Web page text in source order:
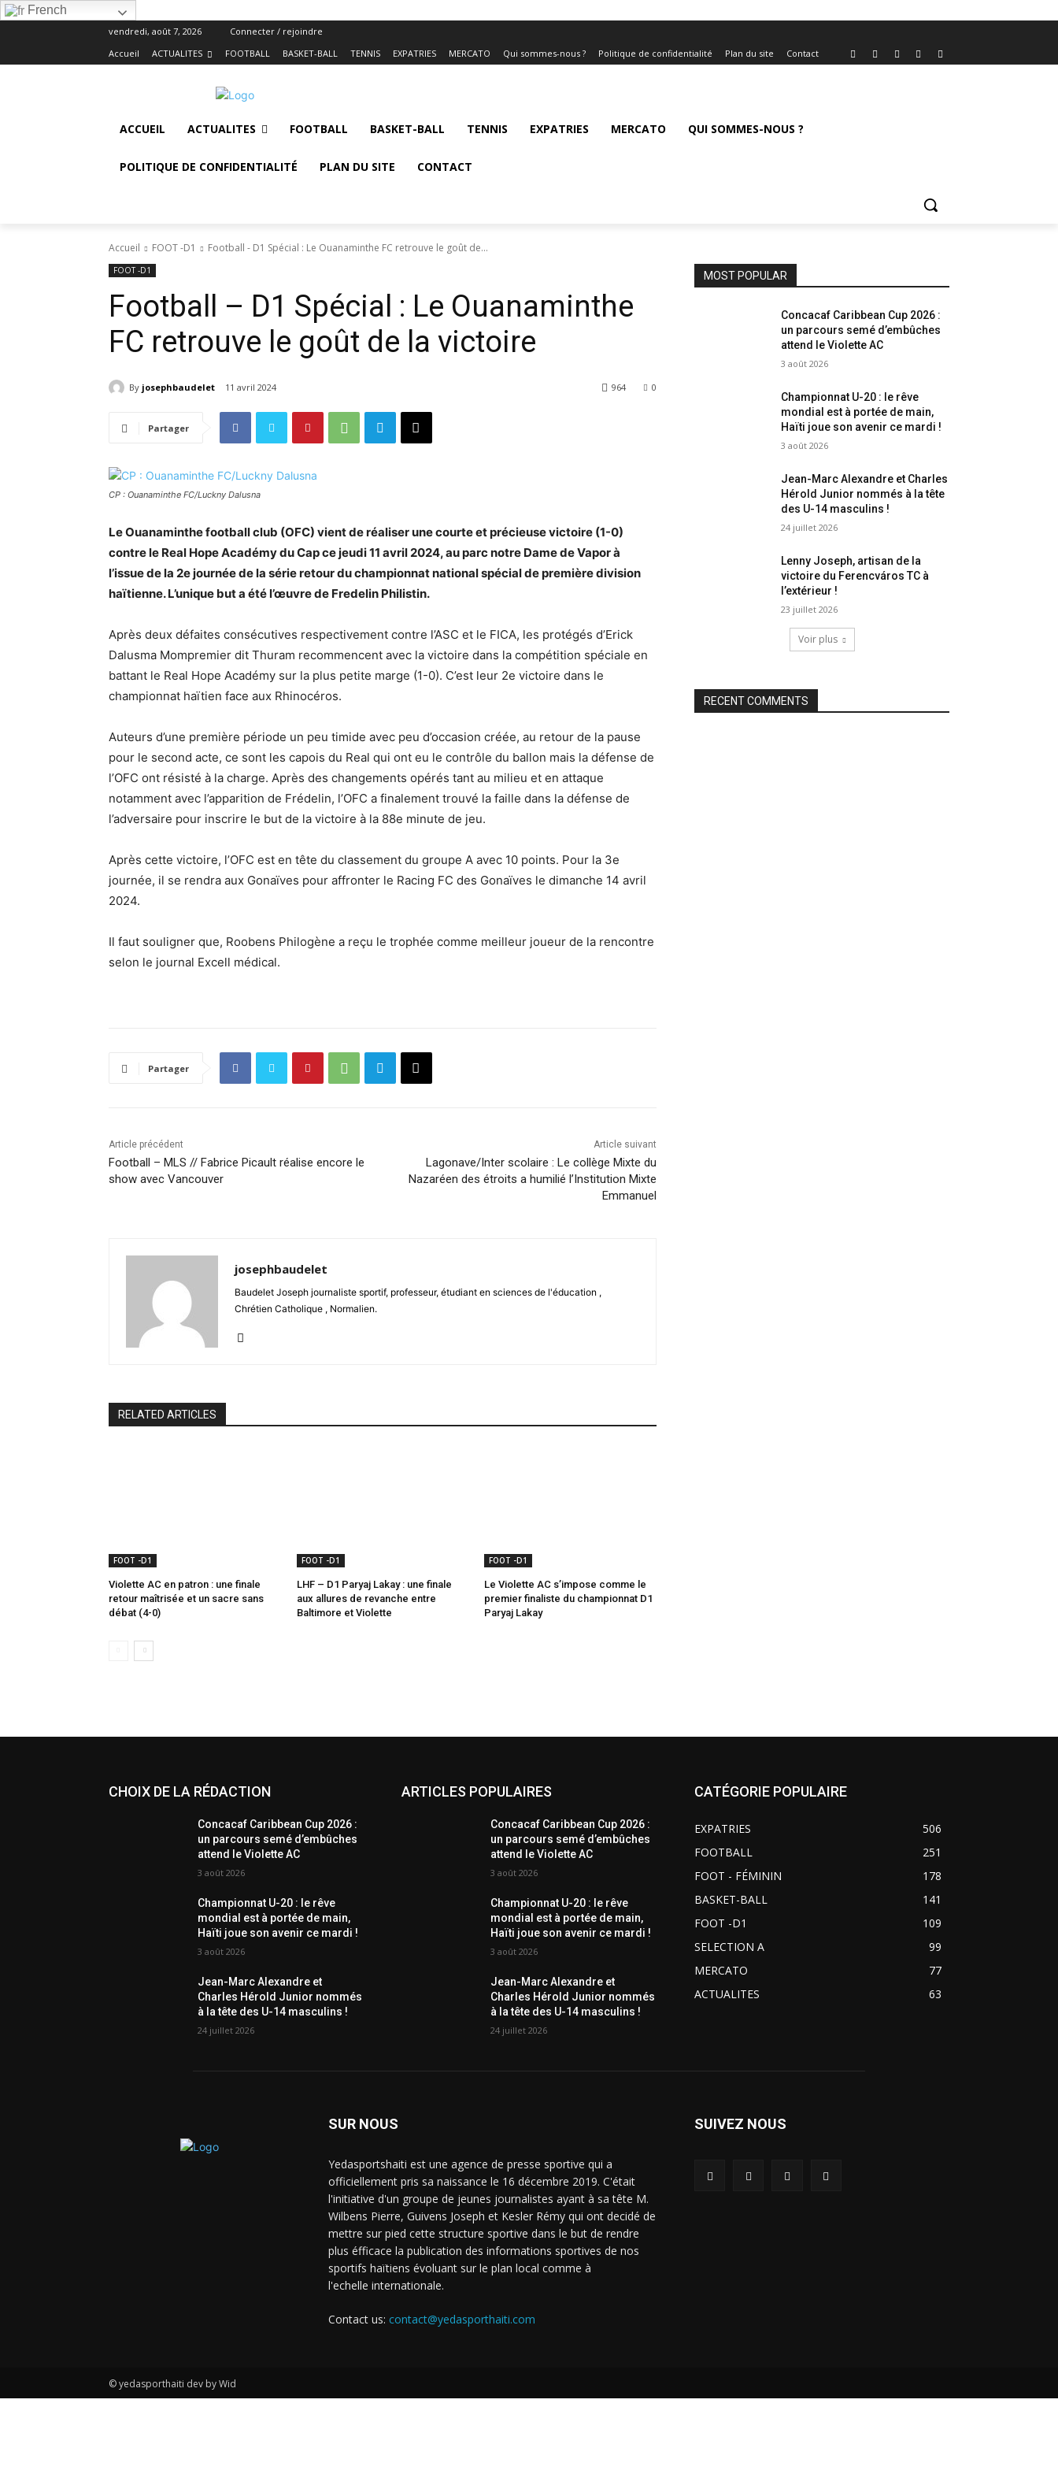
French
vendredi, août 7, 2026
Connecter / rejoindre
Accueil
ACTUALITES FOOTBALL BASKET-BALL TENNIS EXPATRIES MERCATO Qui sommes-nous ? Politique de confidentialité Plan du site Contact
ACCUEIL ACTUALITES FOOTBALL BASKET-BALL TENNIS EXPATRIES MERCATO QUI SOMMES-NOUS ?
POLITIQUE DE CONFIDENTIALITÉ PLAN DU SITE CONTACT
Accueil FOOT -D1 Football - D1 Spécial : Le Ouanaminthe FC retrouve le goût de...
FOOT -D1
Football – D1 Spécial : Le Ouanaminthe
FC retrouve le goût de la victoire
By josephbaudelet 11 avril 2024 0
964
Partager
CP : Ouanaminthe FC/Luckny Dalusna
Le Ouanaminthe football club (OFC) vient de réaliser une courte et précieuse victoire (1-0)
contre le Real Hope Académy du Cap ce jeudi 11 avril 2024, au parc notre Dame de Vapor à
l’issue de la 2e journée de la série retour du championnat national spécial de première division
haïtienne. L’unique but a été l’œuvre de Fredelin Philistin.
Après deux défaites consécutives respectivement contre l’ASC et le FICA, les protégés d’Erick
Dalusma Mompremier dit Thuram recommencent avec la victoire dans la compétition spéciale en
battant le Real Hope Académy sur la plus petite marge (1-0). C’est leur 2e victoire dans le
championnat haïtien face aux Rhinocéros.
Auteurs d’une première période un peu timide avec peu d’occasion créée, au retour de la pause
pour le second acte, ce sont les capois du Real qui ont eu le contrôle du ballon mais la défense de
l’OFC ont résisté à la charge. Après des changements opérés tant au milieu et en attaque
notamment avec l’apparition de Frédelin, l’OFC a finalement trouvé la faille dans la défense de
l’adversaire pour inscrire le but de la victoire à la 88e minute de jeu.
Après cette victoire, l’OFC est en tête du classement du groupe A avec 10 points. Pour la 3e
journée, il se rendra aux Gonaïves pour affronter le Racing FC des Gonaïves le dimanche 14 avril
2024.
Il faut souligner que, Roobens Philogène a reçu le trophée comme meilleur joueur de la rencontre
selon le journal Excell médical.
Partager
Article précédent
Football – MLS // Fabrice Picault réalise encore le
show avec Vancouver
Article suivant
Lagonave/Inter scolaire : Le collège Mixte du
Nazaréen des étroits a humilié l’Institution Mixte
Emmanuel
josephbaudelet
Baudelet Joseph journaliste sportif, professeur, étudiant en sciences de l'éducation ,
Chrétien Catholique , Normalien.
RELATED ARTICLES
FOOT -D1
Violette AC en patron : une finale
retour maîtrisée et un sacre sans
débat (4-0)
FOOT -D1
LHF – D1 Paryaj Lakay : une finale
aux allures de revanche entre
Baltimore et Violette
FOOT -D1
Le Violette AC s’impose comme le
premier finaliste du championnat D1
Paryaj Lakay
MOST POPULAR
Concacaf Caribbean Cup 2026 :
un parcours semé d’embûches
attend le Violette AC
3 août 2026
Championnat U-20 : le rêve
mondial est à portée de main,
Haïti joue son avenir ce mardi !
3 août 2026
Jean-Marc Alexandre et Charles
Hérold Junior nommés à la tête
des U-14 masculins !
24 juillet 2026
Lenny Joseph, artisan de la
victoire du Ferencváros TC à
l’extérieur !
23 juillet 2026
Voir plus
RECENT COMMENTS
CHOIX DE LA RÉDACTION
Concacaf Caribbean Cup 2026 :
un parcours semé d’embûches
attend le Violette AC
3 août 2026
Championnat U-20 : le rêve
mondial est à portée de main,
Haïti joue son avenir ce mardi !
3 août 2026
Jean-Marc Alexandre et
Charles Hérold Junior nommés
à la tête des U-14 masculins !
24 juillet 2026
ARTICLES POPULAIRES
Concacaf Caribbean Cup 2026 :
un parcours semé d’embûches
attend le Violette AC
3 août 2026
Championnat U-20 : le rêve
mondial est à portée de main,
Haïti joue son avenir ce mardi !
3 août 2026
Jean-Marc Alexandre et
Charles Hérold Junior nommés
à la tête des U-14 masculins !
24 juillet 2026
CATÉGORIE POPULAIRE
EXPATRIES
506
FOOTBALL
251
FOOT - FÉMININ
178
BASKET-BALL
141
FOOT -D1
109
SELECTION A
99
MERCATO
77
ACTUALITES
63
SUR NOUS
Yedasportshaiti est une agence de presse sportive qui a
officiellement pris sa naissance le 16 décembre 2019. C'était
l'initiative d'un groupe de jeunes journalistes ayant à sa tête M.
Wilbens Pierre, Guivens Joseph et Kesler Rémy qui ont decidé de
mettre sur pied cette structure sportive dans le but de rendre
plus éfficace la publication des informations sportives de nos
sportifs haïtiens évoluant sur le plan local comme à
l'echelle internationale.
Contact us: contact@yedasporthaiti.com
SUIVEZ NOUS
© yedasporthaiti dev by Wid